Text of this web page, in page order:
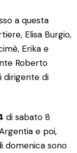
a questa
Elisa Burgio,
Erika e
Roberto
dirigente di
di sabato 8
e poi,
domenica sono